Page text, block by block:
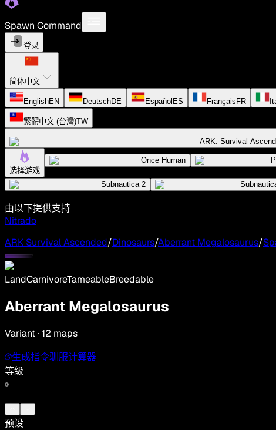
Spawn Command
登录
简体中文
EnglishEN DeutschDE Español ES Français FR
繁體中文 (台灣)TW
ARK: Survival
选择游戏
Once Human
Subnautica 2
由以下提供支持
Nitrado
ARK Survival Ascended/Dinosaurs/Aberrant Megalosaurus/
LandCarnivoreTameableBreedable
Aberrant Megalosaurus
Variant · 12 maps
生成指令驯服计算器
等级
预设